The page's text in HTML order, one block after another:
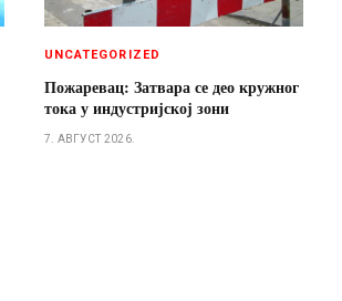
UNCATEGORIZED
Пожаревац: Затвара се део кружног
тока у индустријској зони
7. АВГУСТ 2026.